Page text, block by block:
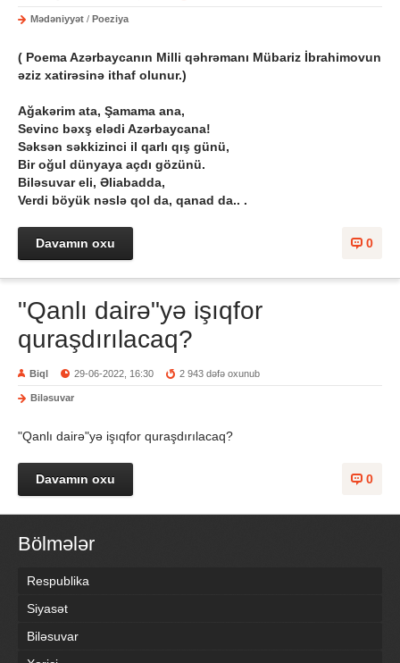
Mədəniyyət / Poeziya
( Poema Azərbaycanın Milli qəhrəmanı Mübariz İbrahimovun
əziz xatirəsinə ithaf olunur.)
Ağakərim ata, Şamama ana,
Sevinc bəxş elədi Azərbaycana!
Səksən səkkizinci il qarlı qış günü,
Bir oğul dünyaya açdı gözünü.
Biləsuvar eli, Əliabadda,
Verdi böyük nəslə qol da, qanad da.. .
0
Davamın oxu
"Qanlı dairə"yə işıqfor
quraşdırılacaq?
Biql 29-06-2022, 16:30 2 943 dəfə oxunub
Biləsuvar
"Qanlı dairə"yə işıqfor quraşdırılacaq?
0
Davamın oxu
Bölmələr
Respublika
Siyasət
Biləsuvar